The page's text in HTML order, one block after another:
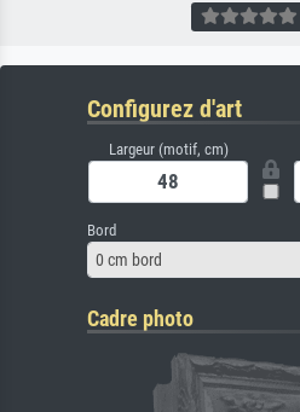
Configurez d'art
Largeur (motif, cm)
Bord
0 cm bord
Cadre photo